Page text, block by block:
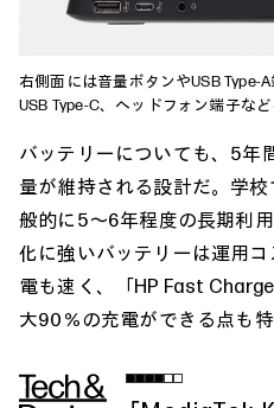
右側面には音量ボタンやUSB Type-
USB Type-C、ヘッドフォン端子な
バッテリーについても、5年
量が維持される設計だ。学
般的に5〜6年程度の長期利
化に強いバッテリーは運用
電も速く、「HP Fast
大90％の充電ができる点も特